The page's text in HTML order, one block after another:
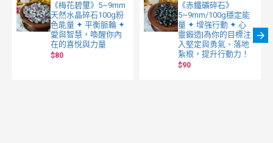
《梅花碧璽》5~9mm
天然水晶碎石100g粉
色能量 ✦ 平衡脈輪 ✦
愛與智慧，喚醒你內
在的喜悅與力量
$80
《赤鐵礦碎石》
5~9mm/100g穩定能
量 ✦ 增強行動 ✦ 心
靈鍛造|為你的目標注
入堅定與勇氣、落地
紮根，提升行動力！
$90